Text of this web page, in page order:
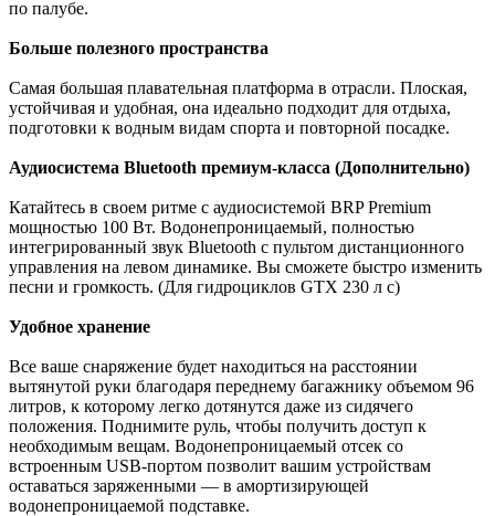
по палубе.
Больше полезного пространства
Самая большая плавательная платформа в отрасли. Плоская,
устойчивая и удобная, она идеально подходит для отдыха,
подготовки к водным видам спорта и повторной посадке.
Аудиосистема Bluetooth премиум-класса (Дополнительно)
Катайтесь в своем ритме с аудиосистемой BRP Premium
мощностью 100 Вт. Водонепроницаемый, полностью
интегрированный звук Bluetooth с пультом дистанционного
управления на левом динамике. Вы сможете быстро изменить
песни и громкость. (Для гидроциклов GTX 230 л с)
Удобное хранение
Все ваше снаряжение будет находиться на расстоянии
вытянутой руки благодаря переднему багажнику объемом 96
литров, к которому легко дотянутся даже из сидячего
положения. Поднимите руль, чтобы получить доступ к
необходимым вещам. Водонепроницаемый отсек со
встроенным USB-портом позволит вашим устройствам
оставаться заряженными — в амортизирующей
водонепроницаемой подставке.